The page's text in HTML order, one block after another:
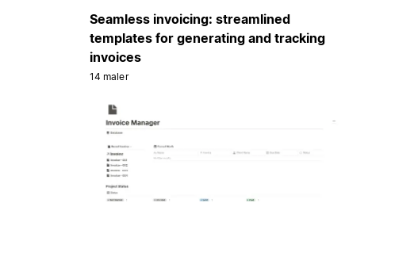
Seamless invoicing: streamlined
templates for generating and tracking
invoices
14 maler